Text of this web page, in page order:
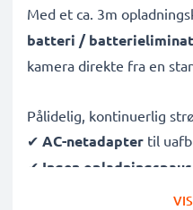
Med et ca. 3m
batteri /
kamera direkte fra en
Pålidelig, kontinuerlig
✔ AC-netadapter til
✔ Ingen
dataoverførsel eller